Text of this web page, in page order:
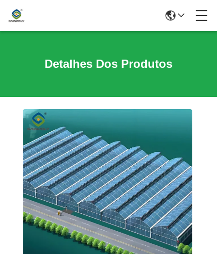
Detalhes Dos Produtos